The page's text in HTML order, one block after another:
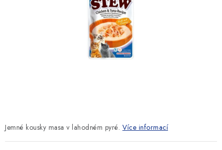
KRÁLÍCI/HLODAVCI/PTÁCI
Jemné kousky masa v lahodném pyré. Více informací